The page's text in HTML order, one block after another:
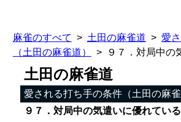
麻雀のすべて 土田の麻雀道
愛
（土田の麻雀道）
９７．対局中の
土田の麻雀道
愛される打ち手の条件（土田の麻雀
９７．対局中の気遣いに優れてい